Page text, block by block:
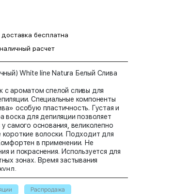
Распродажа
бесплатна
расчет
White line Natura Белый Слива
с ароматом спелой сливы для
Специальные компоненты
особую пластичность. Густая и
воска для депиляции позволяет
самого основания, великолепно
волоски. Подходит для
в применении. Не
и покраснения. Используется для
зонах. Время застывания